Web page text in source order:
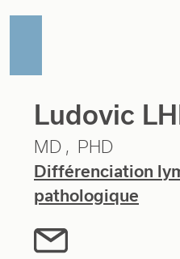
Ludovic
MD
PHD
Différenciation
pathologique